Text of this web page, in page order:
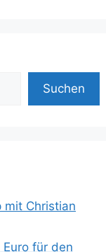
Suchen
mit Christian
für den